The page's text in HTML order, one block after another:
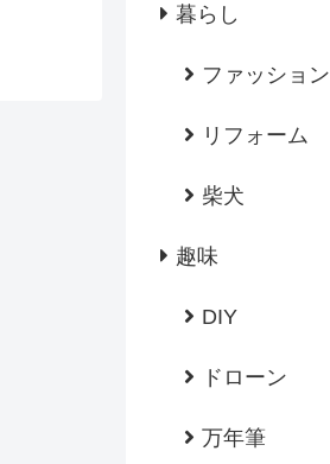
暮らし
ファッション
リフォーム
柴犬
趣味
DIY
ドローン
万年筆